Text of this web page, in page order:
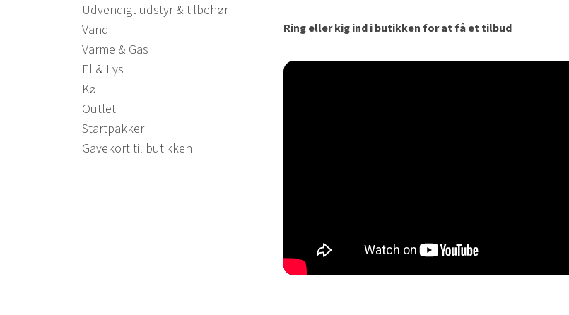
Udvendigt udstyr & tilbehør
Vand
Varme & Gas
El & Lys
Køl
Outlet
Startpakker
Gavekort til butikken
Ring eller kig ind i butikken for at få et tilbud